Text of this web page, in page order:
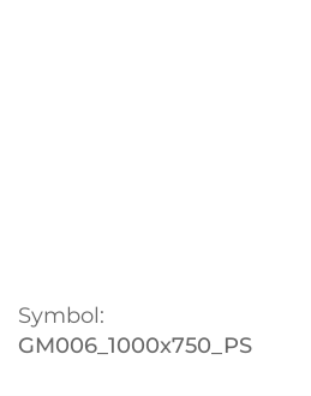
Symbol:
GM006_1000x750_PS